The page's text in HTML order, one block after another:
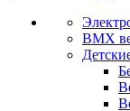
BMX